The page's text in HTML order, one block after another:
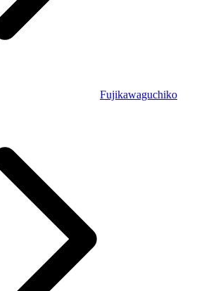
Fujikawaguchiko